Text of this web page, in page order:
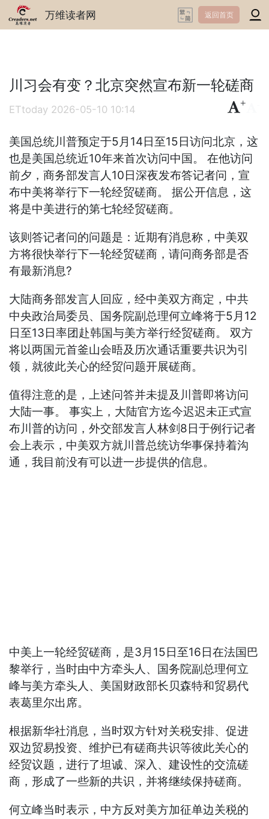
万维读者网 返回首页
川习会有变？北京突然宣布新一轮磋商
ETtoday 2026-05-10 10:14
+
美国总统川普预定于5月14日至15日访问北京，这
也是美国总统近10年来首次访问中国。 在他访问
前夕，商务部发言人10日深夜发布答记者问，宣
布中美将举行下一轮经贸磋商。 据公开信息，这
将是中美进行的第七轮经贸磋商。
该则答记者问的问题是：近期有消息称，中美双
方将很快举行下一轮经贸磋商，请问商务部是否
有最新消息?
大陆商务部发言人回应，经中美双方商定，中共
中央政治局委员、国务院副总理何立峰将于5月12
日至13日率团赴韩国与美方举行经贸磋商。 双方
将以两国元首釜山会晤及历次通话重要共识为引
领，就彼此关心的经贸问题开展磋商。
值得注意的是，上述问答并未提及川普即将访问
大陆一事。 事实上，大陆官方迄今迟迟未正式宣
布川普的访问，外交部发言人林剑8日于例行记者
会上表示，中美双方就川普总统访华事保持着沟
通，我目前没有可以进一步提供的信息。
中美上一轮经贸磋商，是3月15日至16日在法国巴
黎举行，当时由中方牵头人、国务院副总理何立
峰与美方牵头人、美国财政部长贝森特和贸易代
表葛里尔出席。
根据新华社消息，当时双方针对关税安排、促进
双边贸易投资、维护已有磋商共识等彼此关心的
经贸议题，进行了坦诚、深入、建设性的交流磋
商，形成了一些新的共识，并将继续保持磋商。
何立峰当时表示，中方反对美方加征单边关税的